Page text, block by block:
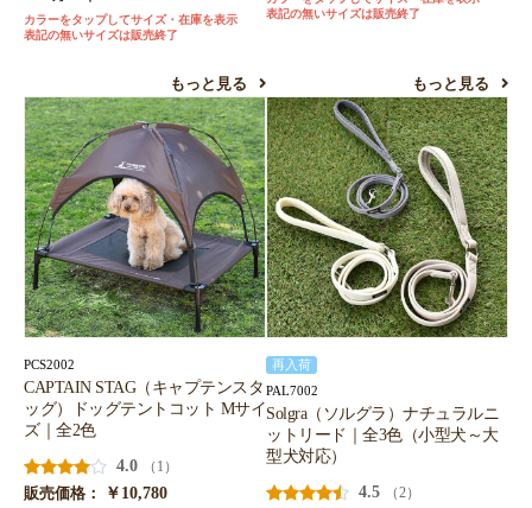
カラーをタップしてサイズ・在庫を表示
表記の無いサイズは販売終了
もっと見る
表記の無いサイズは販売終了
もっと見る
PCS2002
CAPTAIN STAG（キャプテンスタ
ッグ）ドッグテントコット Mサイ
ズ｜全2色
4.0
（1）
販売価格：
￥10,780
再入荷
PAL7002
Solgra（ソルグラ）ナチュラルニ
ットリード｜全3色（小型犬～大
型犬対応）
4.5
（2）